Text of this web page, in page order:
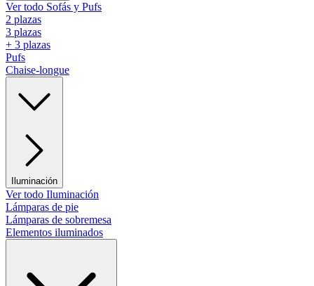
Ver todo Sofás y Pufs
2 plazas
3 plazas
+ 3 plazas
Pufs
Chaise-longue
Iluminación
Ver todo Iluminación
Lámparas de pie
Lámparas de sobremesa
Elementos iluminados